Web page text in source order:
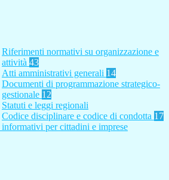
Riferimenti normativi su organizzazione e
attività 43
Atti amministrativi generali 14
Documenti di programmazione strategico-
gestionale 12
Statuti e leggi regionali
Codice disciplinare e codice di condotta 17
per cittadini e imprese